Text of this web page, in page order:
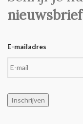
nieuwsbrief
E-mailadres
Inschrijven